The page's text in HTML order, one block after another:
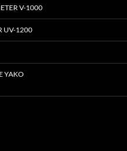
V-1000
UV-1200
YAKO